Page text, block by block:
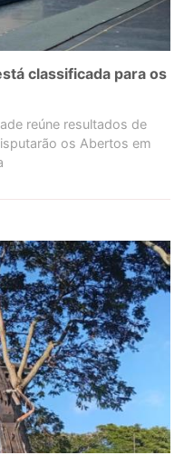
classificada para os
reúne resultados de
os Abertos em